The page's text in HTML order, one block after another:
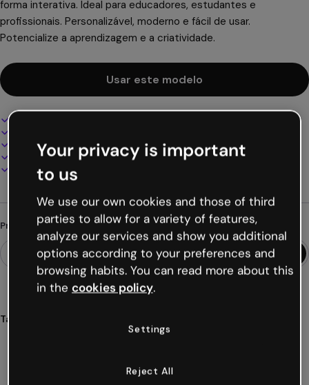
forma interativa. Ideal para educadores, estudantes e
profissionais. Personalizável, moderno e fácil de usar.
Potencialize a aprendizagem e a criatividade.
Usar este modelo
Adicione áudio, vídeo e multimídia
Apresente, compartilhe ou publique online
Baixe em PDF, MP4 e outros formatos
Procurando algo diferente?
Tags
site web
Your privacy is important
to us
We use our own cookies and those of third
parties to allow for a variety of features,
analyze our services and show you additional
options according to your preferences and
browsing habits. You can read more about this
in the cookies policy.
Settings
Reject All